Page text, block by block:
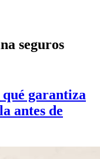
seguros
garantiza
antes de